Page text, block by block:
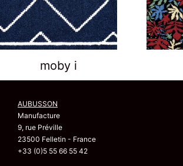
moby i
AUBUSSON
Manufacture
9, rue Préville
23500 Felletin - France
+33 (0)5 55 66 55 42